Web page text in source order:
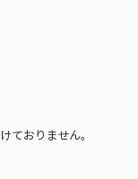
ておりません。